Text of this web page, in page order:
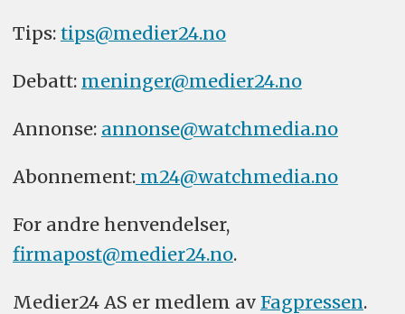
Tips: tips@medier24.no
Debatt: meninger@medier24.no
Annonse: annonse@watchmedia.no
Abonnement:m24@watchmedia.no
For andre henvendelser,
firmapost@medier24.no.
Medier24 AS er medlem av Fagpressen.